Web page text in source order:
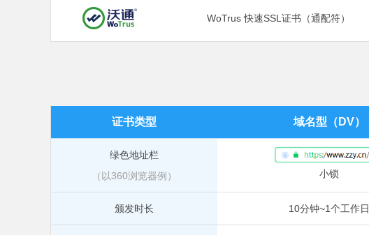
WoTrus 快速SSL证书（通配符）
证书类型 域名型（DV）
绿色地址栏
（以360浏览器例）
小锁
颁发时长 10分钟~1个工作日